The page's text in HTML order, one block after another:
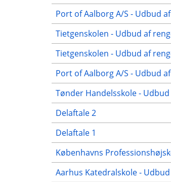
Port of Aalborg A/S - Udbud
Tietgenskolen - Udbud af
Tietgenskolen - Udbud af
Port of Aalborg A/S - Udbud
Tønder Handelsskole -
Delaftale 2
Delaftale 1
Københavns
Aarhus Katedralskole -